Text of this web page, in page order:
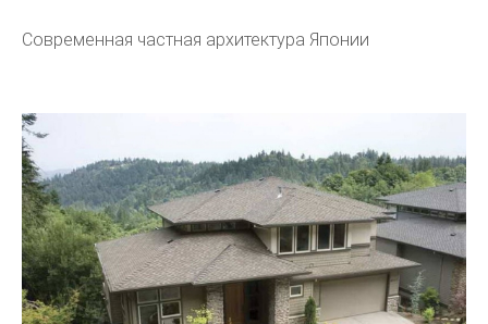
Современная частная архитектура Японии